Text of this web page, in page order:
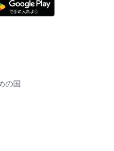
の国